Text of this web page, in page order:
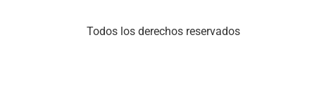
Todos los derechos reservados